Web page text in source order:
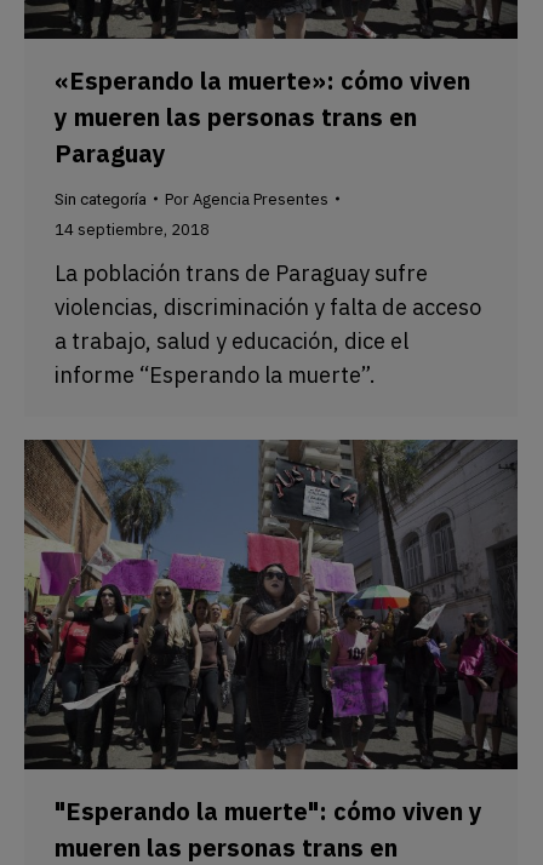
«Esperando la muerte»: cómo viven
y mueren las personas trans en
Paraguay
Sin categoría PorAgencia Presentes
14 septiembre, 2018
La población trans de Paraguay sufre
violencias, discriminación y falta de acceso
a trabajo, salud y educación, dice el
informe “Esperando la muerte”.
"Esperando la muerte": cómo viven y
mueren las personas trans en